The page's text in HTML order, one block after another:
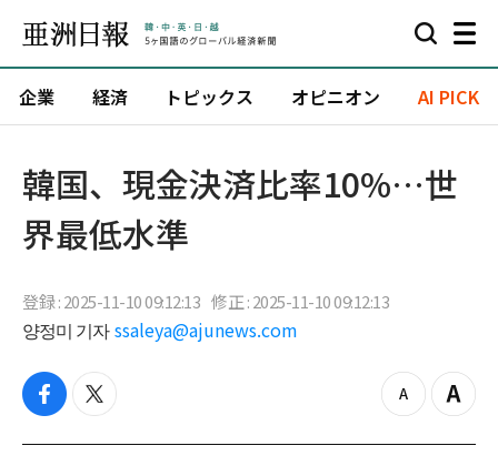
企業 経済 トピックス オピニオン AI PICK
韓国、現金決済比率10%…世
界最低水準
登録 : 2025-11-10 09:12:13 修正 : 2025-11-10 09:12:13
양정미 기자 ssaleya@ajunews.com
f
c
t
i
z
o
Z
o